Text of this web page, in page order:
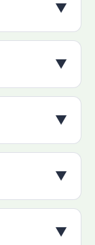
▼
▼
▼
▼
▼